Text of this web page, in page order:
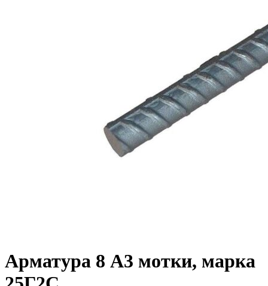
Арматура 8 А3 мотки, марка